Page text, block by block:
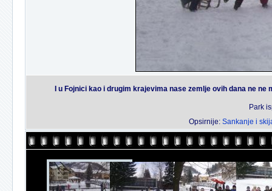
I u Fojnici kao i drugim krajevima nase zemlje ovih dana ne
Park
Opsirnije: Sankanje i